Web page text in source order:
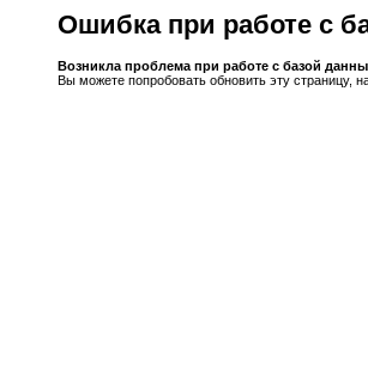
Ошибка при работе с
Возникла проблема при работе с базой
Вы можете попробовать обновить эту страницу,